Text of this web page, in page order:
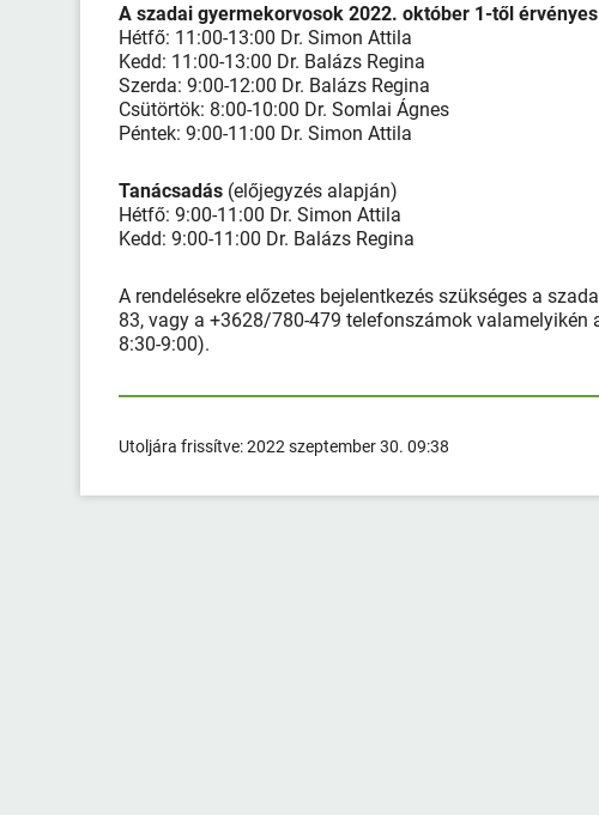
A szadai gyermekorvosok 2022. október 1-től
Hétfő: 11:00-13:00 Dr. Simon Attila
Kedd: 11:00-13:00 Dr. Balázs Regina
Szerda: 9:00-12:00 Dr. Balázs Regina
Csütörtök: 8:00-10:00 Dr. Somlai Ágnes
Péntek: 9:00-11:00 Dr. Simon Attila
Tanácsadás (előjegyzés alapján)
Hétfő: 9:00-11:00 Dr. Simon Attila
Kedd: 9:00-11:00 Dr. Balázs Regina
A rendelésekre előzetes bejelentkezés szükséges a
83, vagy a +3628/780-479 telefonszámok valamelyikén
8:30-9:00).
Utoljára frissítve:2022 szeptember 30. 09:38